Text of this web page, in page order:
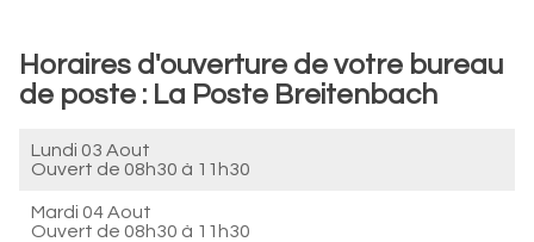
Horaires d'ouverture de votre bureau
de poste : La Poste Breitenbach
Lundi 03 Aout
Ouvert de 08h30 à 11h30
Mardi 04 Aout
Ouvert de 08h30 à 11h30